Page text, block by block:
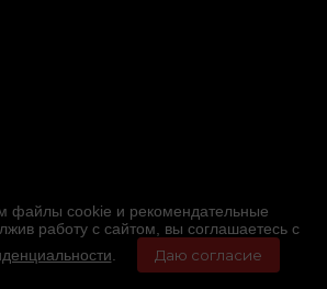
файлы cookie и рекомендательные
работу с сайтом, вы соглашаетесь с
Даю согласие